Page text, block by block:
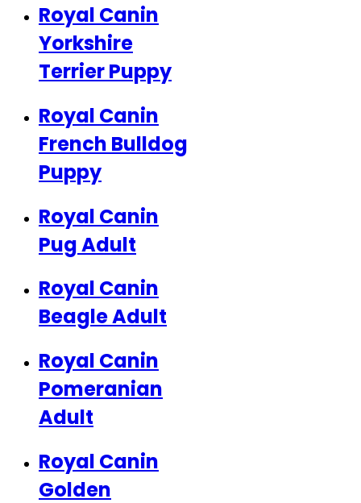
Royal Canin
Yorkshire
Terrier Puppy
Royal Canin
French Bulldog
Puppy
Royal Canin
Pug Adult
Royal Canin
Beagle Adult
Royal Canin
Pomeranian
Adult
Royal Canin
Golden